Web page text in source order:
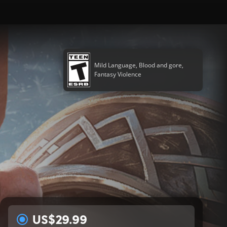
Mild Language, Blood and gore,
Fantasy Violence
US$29.99